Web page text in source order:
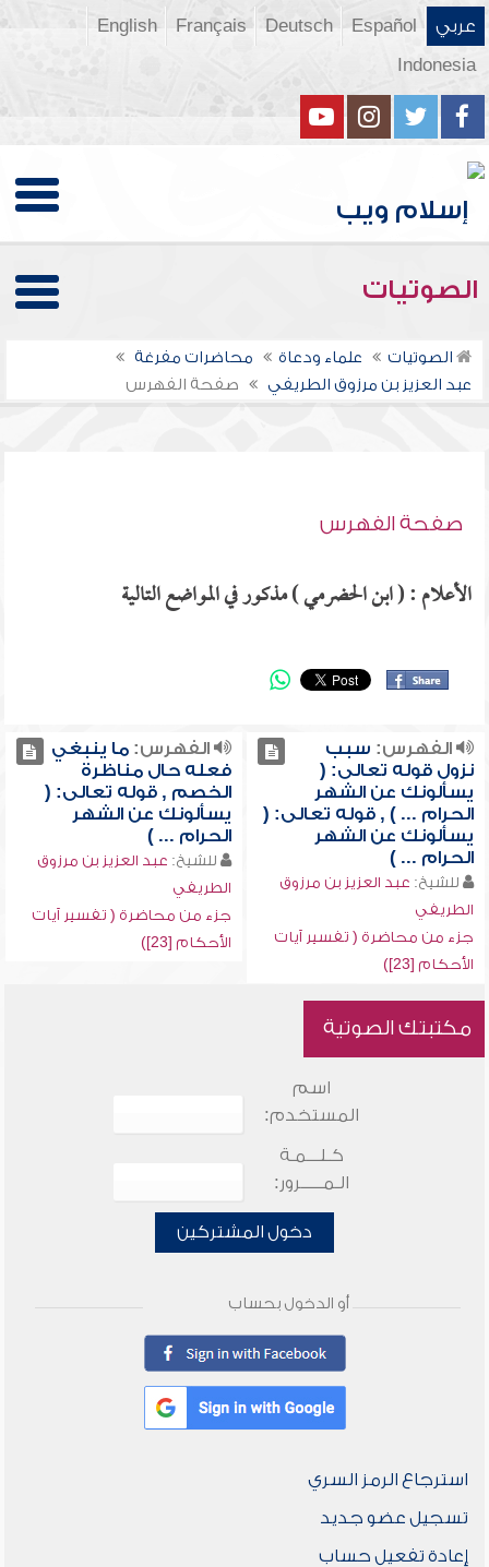
عربي Español
Deutsch
Français
English
Indonesia
الصوتيات
الصوتيات علماء ودعاة
محاضرات مفرغة
عبد العزيز بن مرزوق الطريفي
صفحة الفهرس
صفحة الفهرس
الأعلام : ( ابن الحضرمي ) مذكور في المواضع التالية
الفهرس: سبب
نزول قوله تعالى: (
يسألونك عن الشهر
الحرام ... ) , قوله تعالى: (
يسألونك عن الشهر
الحرام ... )
للشيخ: عبد العزيز بن مرزوق
الطريفي
جزء من محاضرة ( تفسير آيات
الأحكام [23])
الفهرس:ما ينبغي
فعله حال مناظرة
الخصم , قوله تعالى: (
يسألونك عن الشهر
الحرام ... )
للشيخ: عبد العزيز بن مرزوق
الطريفي
جزء من محاضرة ( تفسير آيات
الأحكام [23])
مكتبتك الصوتية
اسم
المستخدم:
كـلـــمـة
الـمـــــرور:
دخول المشتركين
أو الدخول بحساب
استرجاع الرمز السري
تسجيل عضو جديد
إعادة تفعيل حساب